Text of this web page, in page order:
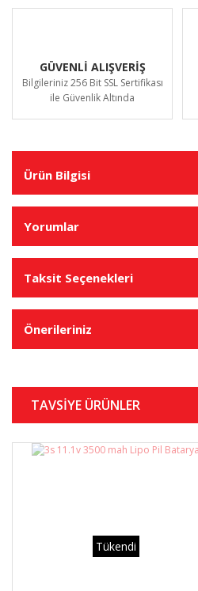
GÜVENLİ ALIŞVERİŞ
Bilgileriniz 256 Bit SSL Sertifikası
ile Güvenlik Altında
Ürün Bilgisi
Yorumlar
Taksit Seçenekleri
Önerileriniz
TAVSİYE ÜRÜNLER
Tükendi